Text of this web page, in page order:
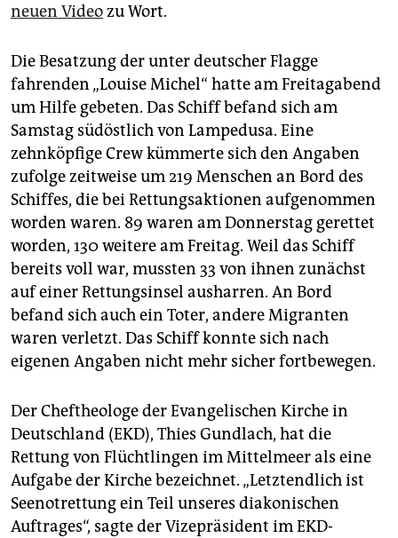
neuen Videozu Wort.
Die Besatzung der unter deutscher Flagge
fahrenden „Louise Michel“ hatte am Freitagabend
um Hilfe gebeten. Das Schiff befand sich am
Samstag südöstlich von Lampedusa. Eine
zehnköpfige Crew kümmerte sich den Angaben
zufolge zeitweise um 219 Menschen an Bord des
Schiffes, die bei Rettungsaktionen aufgenommen
worden waren. 89 waren am Donnerstag gerettet
worden, 130 weitere am Freitag. Weil das Schiff
bereits voll war, mussten 33 von ihnen zunächst
auf einer Rettungsinsel ausharren. An Bord
befand sich auch ein Toter, andere Migranten
waren verletzt. Das Schiff konnte sich nach
eigenen Angaben nicht mehr sicher fortbewegen.
Der Cheftheologe der Evangelischen Kirche in
Deutschland (EKD), Thies Gundlach, hat die
Rettung von Flüchtlingen im Mittelmeer als eine
Aufgabe der Kirche bezeichnet. „Letztendlich ist
Seenotrettung ein Teil unseres diakonischen
Auftrages“, sagte der Vizepräsident im EKD-